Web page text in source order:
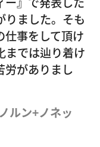
りました。そも
仕事をして頂け
までは辿り着け
労がありまし
ルン+ノネッ